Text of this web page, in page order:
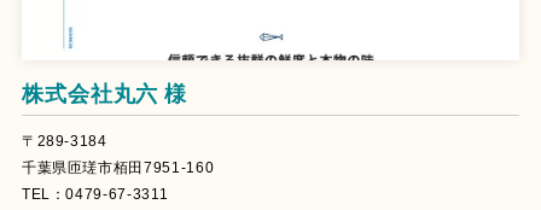
株式会社丸六 様
〒289-3184
千葉県匝瑳市栢田7951-160
TEL：0479-67-3311